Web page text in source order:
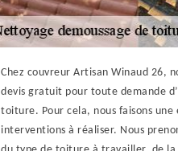
Chez couvreur Artisan Winaud 26,
devis gratuit pour toute demande
toiture. Pour cela, nous faisons une
interventions à réaliser. Nous